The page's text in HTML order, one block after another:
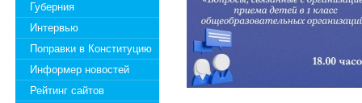
Губерния
Интервью
Поправки в Конституцию
Информер новостей
Рейтинг сайтов